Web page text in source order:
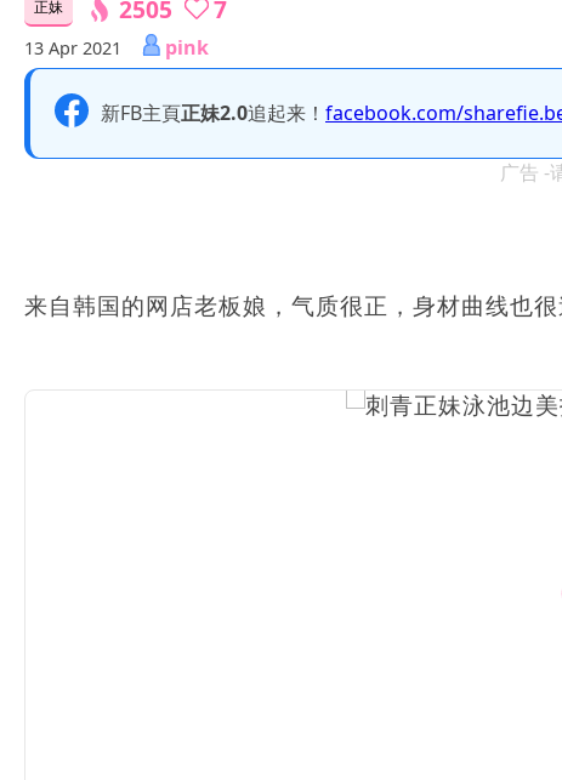
正妹 2505 7
13 Apr 2021 pink
新FB主頁正妹2.0追起来！ facebook.com/
广告 -
来自韩国的网店老板娘，气质很正，身材曲线也很